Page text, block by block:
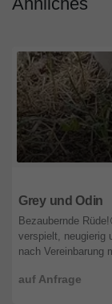
Grey und Odin
auf Anfrage
Bezaubernde
verspielt, neugierig
nach Vereinbarung